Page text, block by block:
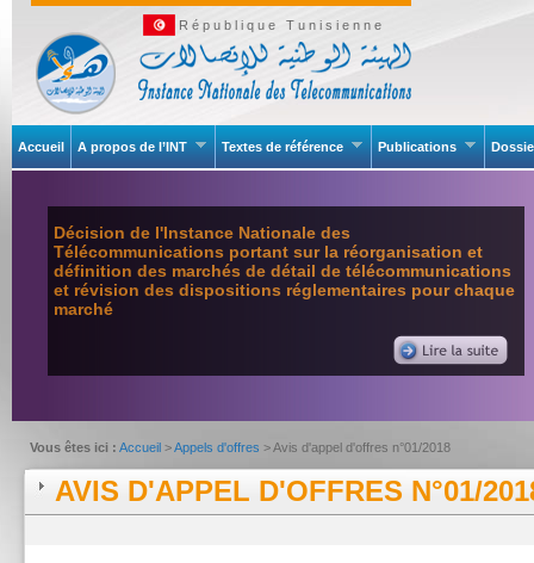
République Tunisienne
Accueil A propos de l’INT Textes de référence Publications
Décision de l'Instance Nationale des
Télécommunications portant sur la réorganisation et
définition des marchés de détail de télécommunications
et révision des dispositions réglementaires pour chaque
marché
Vous êtes ici : Accueil >Appels d'offres > Avis d'appel d'offres n°01/2018
AVIS D'APPEL D'OFFRES N°01/